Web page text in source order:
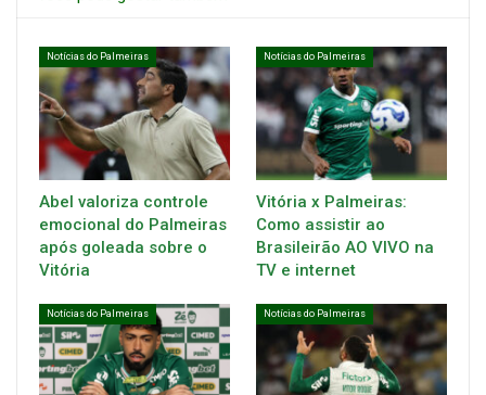
Notícias do Palmeiras
Abel valoriza controle
emocional do Palmeiras
após goleada sobre o
Vitória
Notícias do Palmeiras
Vitória x Palmeiras:
Como assistir ao
Brasileirão AO VIVO na
TV e internet
Notícias do Palmeiras Notícias do Palmeiras